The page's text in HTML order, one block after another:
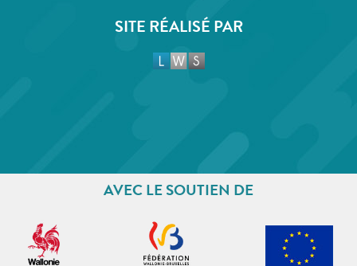
SITE RÉALISÉ PAR
AVEC LE SOUTIEN DE